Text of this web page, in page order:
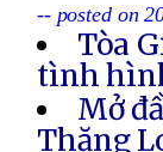
-- posted on
Tòa
tình
Mở
Thăng